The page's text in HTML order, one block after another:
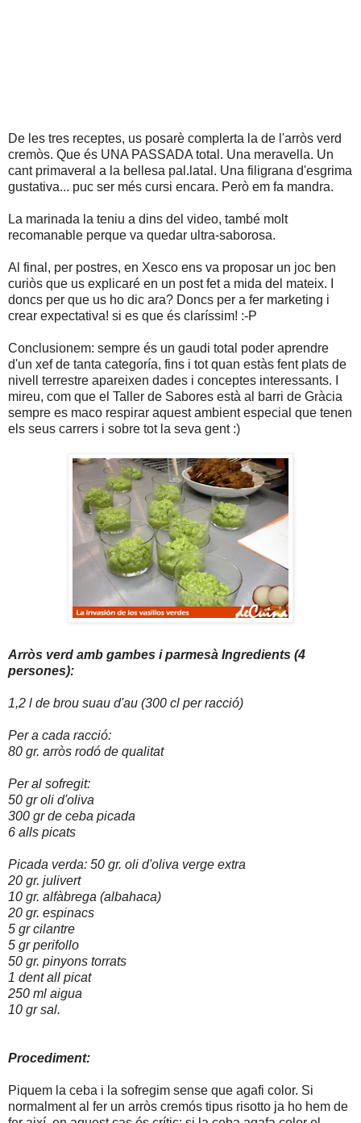
De les tres receptes, us posarè complerta la de l'arròs verd
cremòs. Que és UNA PASSADA total. Una meravella. Un
cant primaveral a la bellesa pal.latal. Una filigrana d'esgrima
gustativa... puc ser més cursi encara. Però em fa mandra.
La marinada la teniu a dins del video, també molt
recomanable perque va quedar ultra-saborosa.
Al final, per postres, en Xesco ens va proposar un joc ben
curiòs que us explicaré en un post fet a mida del mateix. I
doncs per que us ho dic ara? Doncs per a fer marketing i
crear expectativa! si es que és claríssim! :-P
Conclusionem: sempre és un gaudi total poder aprendre
d'un xef de tanta categoría, fins i tot quan estàs fent plats de
nivell terrestre apareixen dades i conceptes interessants. I
mireu, com que el Taller de Sabores està al barri de Gràcia
sempre es maco respirar aquest ambient especial que tenen
els seus carrers i sobre tot la seva gent :)
Arròs verd amb gambes i parmesà Ingredients (4
persones):
1,2 l de brou suau d'au (300 cl per racció)
Per a cada racció:
80 gr. arròs rodó de qualitat
Per al sofregit:
50 gr oli d'oliva
300 gr de ceba picada
6 alls picats
Picada verda: 50 gr. oli d'oliva verge extra
20 gr. julivert
10 gr. alfàbrega (albahaca)
20 gr. espinacs
5 gr cilantre
5 gr perifollo
50 gr. pinyons torrats
1 dent all picat
250 ml aigua
10 gr sal.
Procediment:
Piquem la ceba i la sofregim sense que agafi color. Si
normalment al fer un arròs cremós tipus risotto ja ho hem de